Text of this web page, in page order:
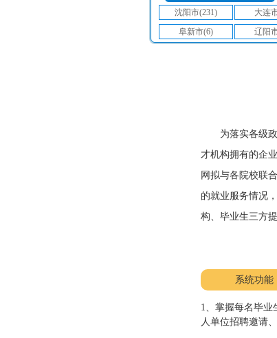
沈阳市(231) 大连
阜新市(6)
辽阳
为落实各级
才机构拥有的企
网拟与各院校联
的就业服务情况
构、毕业生三方
系统功能
1、掌握每名毕业
人单位招聘邀请